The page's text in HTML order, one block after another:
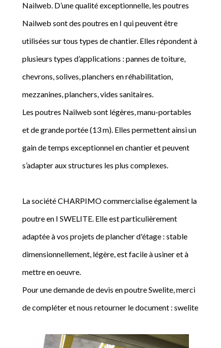
Nailweb. D’une qualité exceptionnelle, les poutres
Nailweb sont des poutres en I qui peuvent être
utilisées sur tous types de chantier. Elles répondent à
plusieurs types d’applications : pannes de toiture,
chevrons, solives, planchers en réhabilitation,
mezzanines, planchers, vides sanitaires.
Les poutres Nailweb sont légères, manu-portables
et de grande portée (13 m). Elles permettent ainsi un
gain de temps exceptionnel en chantier et peuvent
s’adapter aux structures les plus complexes.
La société CHARPIMO commercialise également la
poutre en I SWELITE. Elle est particulièrement
adaptée à vos projets de plancher d'étage : stable
dimensionnellement, légère, est facile à usiner et à
mettre en oeuvre.
Pour une demande de devis en poutre Swelite, merci
de compléter et nous retourner le document : swelite